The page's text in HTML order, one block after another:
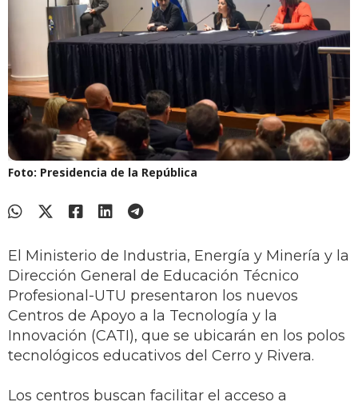
Foto: Presidencia de la República
El Ministerio de Industria, Energía y Minería y la
Dirección General de Educación Técnico
Profesional-UTU presentaron los nuevos
Centros de Apoyo a la Tecnología y la
Innovación (CATI), que se ubicarán en los polos
tecnológicos educativos del Cerro y Rivera.
Los centros buscan facilitar el acceso a